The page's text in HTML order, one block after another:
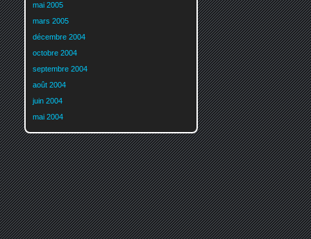
mai 2005
mars 2005
décembre 2004
octobre 2004
septembre 2004
août 2004
juin 2004
mai 2004